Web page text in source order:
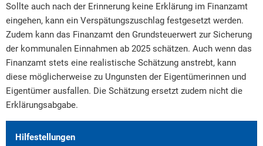
Sollte auch nach der Erinnerung keine Erklärung im Finanzamt
eingehen, kann ein Verspätungszuschlag festgesetzt werden.
Zudem kann das Finanzamt den Grundsteuerwert zur Sicherung
der kommunalen Einnahmen ab 2025 schätzen. Auch wenn das
Finanzamt stets eine realistische Schätzung anstrebt, kann
diese möglicherweise zu Ungunsten der Eigentümerinnen und
Eigentümer ausfallen. Die Schätzung ersetzt zudem nicht die
Erklärungsabgabe.
Hilfestellungen